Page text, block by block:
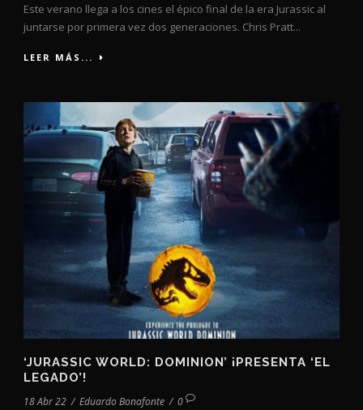
Este verano llega a los cines el épico final de la era Jurassic al
juntarse por primera vez dos generaciones. Chris Pratt...
LEER MÁS...
‘JURASSIC WORLD: DOMINION’ ¡PRESENTA ‘EL
LEGADO’!
18 Abr 22 / Eduardo Bonafonte / 0